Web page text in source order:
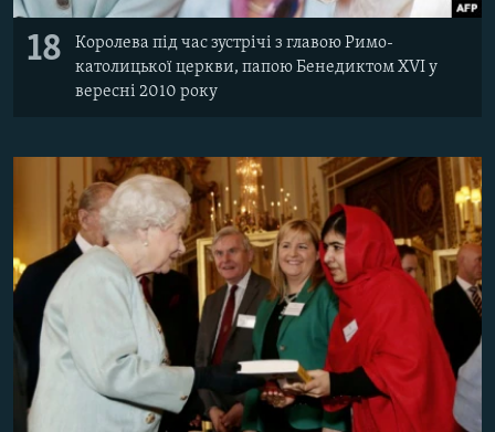
18
Королева під час зустрічі з главою Римо-
католицької церкви, папою Бенедиктом XVI у
вересні 2010 року